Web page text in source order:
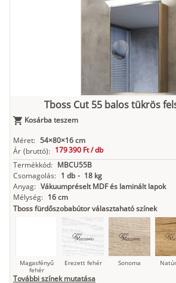
Loft beton
Nádzöld
Antracit Matt fekete
Tboss Cut 55 balos tükrös
Kosárba teszem
Méret: 54×80×16 cm
Ár (bruttó): 179 390 Ft /db
Termékkód: MBCU55B
Csomagolás: 1 db - 18 kg
Anyag: Vákuumpréselt MDF és laminált lapok
Mélység: 16 cm
Tboss fürdőszobabútor választaható színek
Magasfényű
fehér
Erezett fehér Sonoma
További színek mutatása